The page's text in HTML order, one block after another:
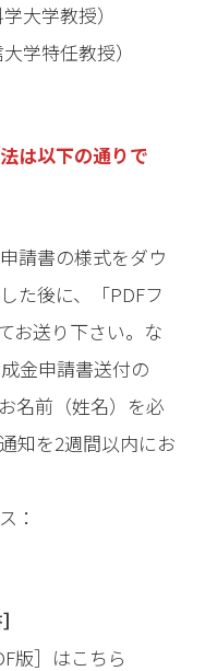
学教授）
特任教授）
は以下の通りで
請書の様式をダウ
た後に、「PDFフ
お送り下さい。な
金申請書送付の
名前（姓名）を必
知を2週間以内にお
：
版］はこちら